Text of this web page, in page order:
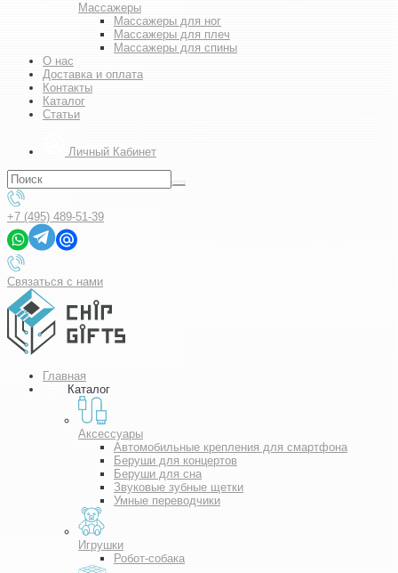
Массажеры
Массажеры для ног
Массажеры для плеч
Массажеры для спины
О нас
Доставка и оплата
Контакты
Каталог
Статьи
Личный Кабинет
+7 (495) 489-51-39
Связаться с нами
Главная
Каталог
Аксессуары
Автомобильные крепления для смартфона
Беруши для концертов
Беруши для сна
Звуковые зубные щетки
Умные переводчики
Игрушки
Робот-собака